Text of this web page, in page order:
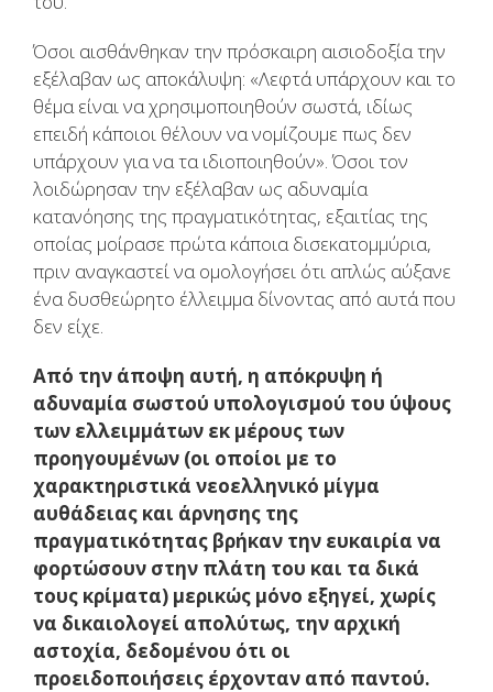
Όσοι αισθάνθηκαν την πρόσκαιρη αισιοδοξία την
εξέλαβαν ως αποκάλυψη: «Λεφτά υπάρχουν και το
θέμα είναι να χρησιμοποιηθούν σωστά, ιδίως
επειδή κάποιοι θέλουν να νομίζουμε πως δεν
υπάρχουν για να τα ιδιοποιηθούν». Όσοι τον
λοιδώρησαν την εξέλαβαν ως αδυναμία
κατανόησης της πραγματικότητας, εξαιτίας της
οποίας μοίρασε πρώτα κάποια δισεκατομμύρια,
πριν αναγκαστεί να ομολογήσει ότι απλώς αύξανε
ένα δυσθεώρητο έλλειμμα δίνοντας από αυτά που
δεν είχε.
Από την άποψη αυτή, η απόκρυψη ή
αδυναμία σωστού υπολογισμού του ύψους
των ελλειμμάτων εκ μέρους των
προηγουμένων (οι οποίοι με το
χαρακτηριστικά νεοελληνικό μίγμα
αυθάδειας και άρνησης της
πραγματικότητας βρήκαν την ευκαιρία να
φορτώσουν στην πλάτη του και τα δικά
τους κρίματα) μερικώς μόνο εξηγεί, χωρίς
να δικαιολογεί απολύτως, την αρχική
αστοχία, δεδομένου ότι οι
προειδοποιήσεις έρχονταν από παντού.